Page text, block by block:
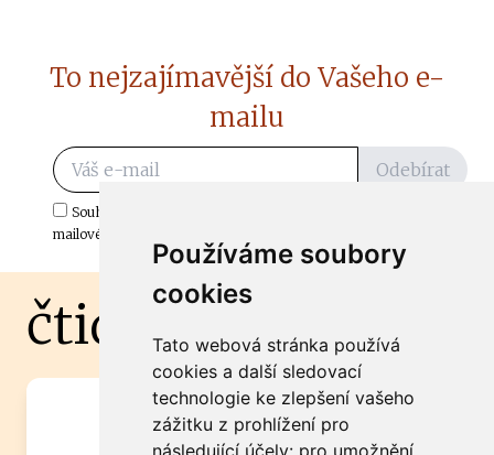
Používáme soubory
cookies
Tato webová stránka používá
cookies a další sledovací
technologie ke zlepšení vašeho
zážitku z prohlížení pro
následující účely: pro umožnění
To nejzajímavější do Vašeho e-
mailu
Odebírat
Souhlasím s odběrem důležitých zpráv ze ČtiDoma.cz do mé e-
mailové schránky.
čtidoma.cz
Máte zajímavou informaci? Chcete
spolupracovat?